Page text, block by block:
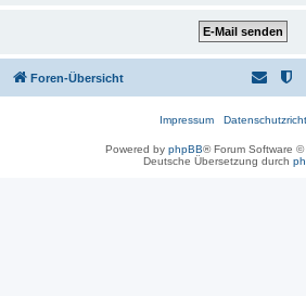
Foren-Übersicht
Impressum
Powered by phpBB® Forum Software ©
Deutsche Übersetzung durch